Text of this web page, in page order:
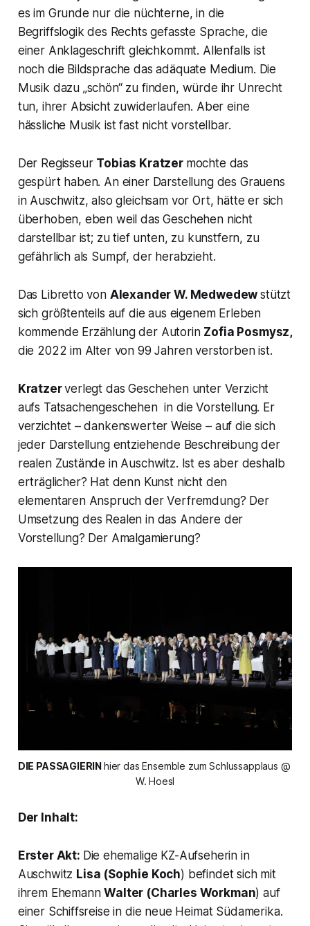
es im Grunde nur die nüchterne, in die
Begriffslogik des Rechts gefasste Sprache, die
einer Anklageschrift gleichkommt. Allenfalls ist
noch die Bildsprache das adäquate Medium. Die
Musik dazu „schön“ zu finden, würde ihr Unrecht
tun, ihrer Absicht zuwiderlaufen. Aber eine
hässliche Musik ist fast nicht vorstellbar.
Der Regisseur Tobias Kratzer mochte das
gespürt haben. An einer Darstellung des Grauens
in Auschwitz, also gleichsam vor Ort, hätte er sich
überhoben, eben weil das Geschehen nicht
darstellbar ist; zu tief unten, zu kunstfern, zu
gefährlich als Sumpf, der herabzieht.
Das Libretto von Alexander W. Medwedewstützt
sich größtenteils auf die aus eigenem Erleben
kommende Erzählung der Autorin Zofia Posmysz,
die 2022 im Alter von 99 Jahren verstorben ist.
Kratzerverlegt das Geschehen unter Verzicht
aufs Tatsachengeschehen in die Vorstellung. Er
verzichtet – dankenswerter Weise – auf die sich
jeder Darstellung entziehende Beschreibung der
realen Zustände in Auschwitz. Ist es aber deshalb
erträglicher? Hat denn Kunst nicht den
elementaren Anspruch der Verfremdung? Der
Umsetzung des Realen in das Andere der
Vorstellung? Der Amalgamierung?
DIE PASSAGIERIN hier das Ensemble zum Schlussapplaus @
W. Hoesl
Der Inhalt:
Erster Akt: Die ehemalige KZ-Aufseherin in
Auschwitz Lisa (Sophie Koch) befindet sich mit
ihrem EhemannWalter (Charles Workman) auf
einer Schiffsreise in die neue Heimat Südamerika.